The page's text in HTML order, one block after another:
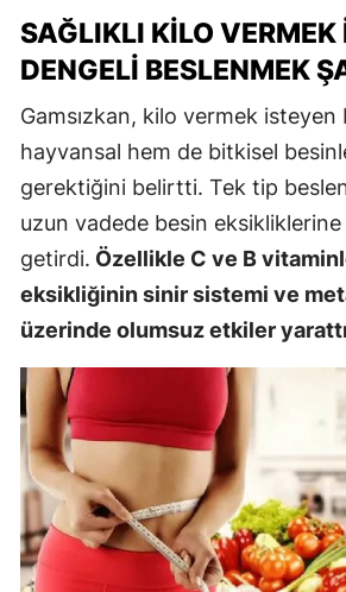
SAĞLIKLI KILO VERMEK
DENGELI BESLENMEK
Gamsızkan, kilo vermek
hayvansal hem de bitkisel
gerektiğini belirtti. Tek tip
uzun vadede besin eksikliklerine
getirdi. Özellikle C ve B
eksikliğinin sinir sistemi ve
üzerinde olumsuz etkiler